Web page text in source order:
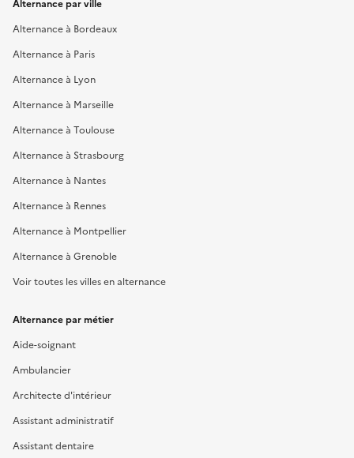
Alternance à Bordeaux
Alternance à Paris
Alternance à Lyon
Alternance à Marseille
Alternance à Toulouse
Alternance à Strasbourg
Alternance à Nantes
Alternance à Rennes
Alternance à Montpellier
Alternance à Grenoble
Voir toutes les villes en alternance
Alternance par métier
Aide-soignant
Ambulancier
Architecte d'intérieur
Assistant administratif
Assistant dentaire